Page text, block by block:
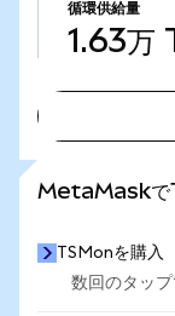
循環供給量
1.63万
MetaMaskで
TSMonを購入
数回のタップ